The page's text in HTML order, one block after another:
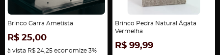
Brinco Garra Ametista
R$ 25,00
à vista R$ 24,25 economize 3%
Brinco Pedra Natural Ágata
Vermelha
R$ 99,99